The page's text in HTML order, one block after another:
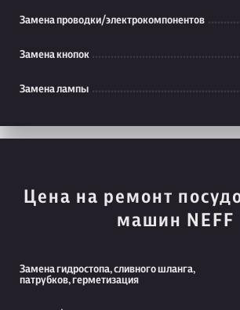
Замена проводки/электрокомпонентов
Замена кнопок
Замена лампы
Цена на ремонт
машин NEFF
Замена гидростопа, сливного шланга,
патрубков, герметизация